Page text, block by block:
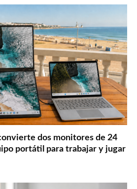
dos monitores de 24
portátil para trabajar y jugar